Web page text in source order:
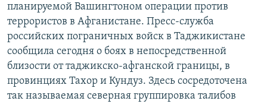
планируемой Вашингтоном операции против
террористов в Афганистане. Пресс-служба
российских пограничных войск в Таджикистане
сообщила сегодня о боях в непосредственной
близости от таджикско-афганской границы, в
провинциях Тахор и Кундуз. Здесь сосредоточена
так называемая северная группировка талибов